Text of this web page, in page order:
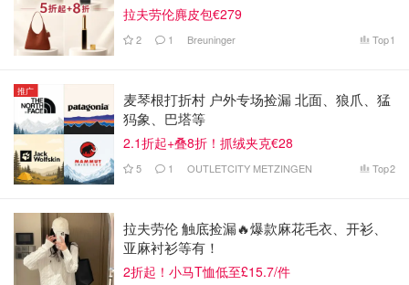
拉夫劳伦麂皮包€279
2 1 Breuninger Top1
推广
麦琴根打折村 户外专场捡漏 北面、狼爪、猛
犸象、巴塔等
2.1折起+叠8折！抓绒夹克€28
5 1 OUTLETCITY METZINGEN Top2
拉夫劳伦 触底捡漏🔥爆款麻花毛衣、开衫、
亚麻衬衫等有！
2折起！小马T恤低至£15.7/件